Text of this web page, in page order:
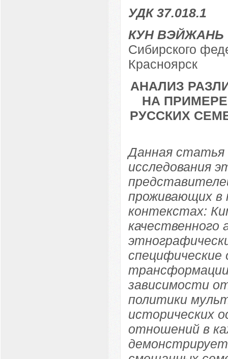
УДК 37.018.1
КУН ВЭЙЖАНЬ
Сибирского
Красноярск
АНАЛИЗ
НА
РУССКИХ
Данная
исследования
проживающих в
контекстах:
качественного
специфические
зависимости
политики
исторических
отношений в